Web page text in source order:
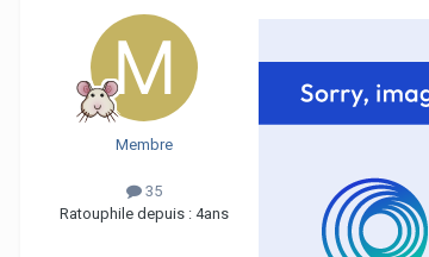
Membre
35
Ratouphile depuis : 4ans